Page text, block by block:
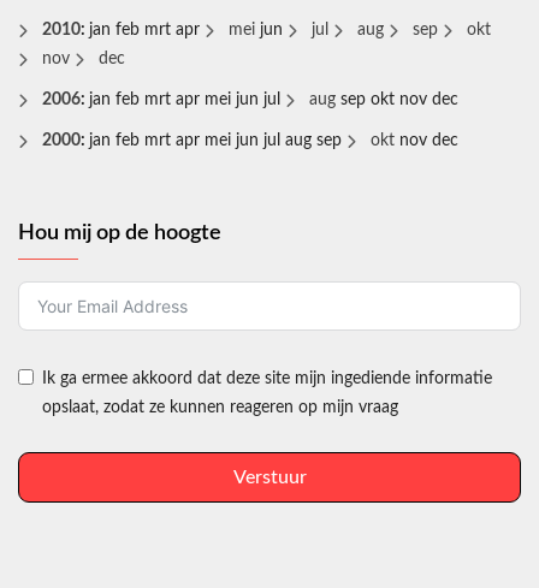
2010: jan feb mrt apr mei jun jul aug sep
okt
nov
dec
2006: jan feb mrt apr mei jun jul aug sep okt nov dec
2000: jan feb mrt apr mei jun jul aug sep okt nov dec
Hou mij op de hoogte
Ik ga ermee akkoord dat deze site mijn ingediende informatie
opslaat, zodat ze kunnen reageren op mijn vraag
Verstuur